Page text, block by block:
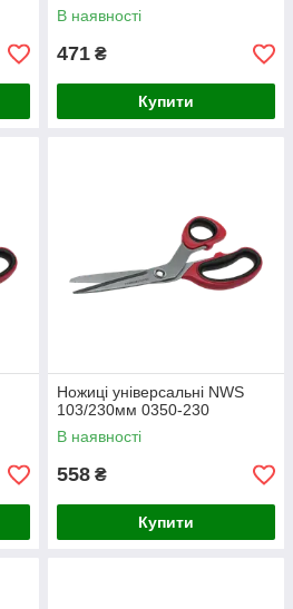
В наявності
471 ₴
Купити
Ножиці універсальні NWS
103/230мм 0350-230
В наявності
558 ₴
Купити